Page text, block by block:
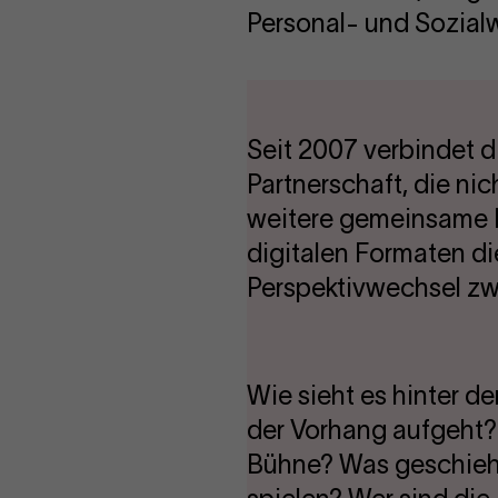
Personal- und
Seit 2007 verbindet
Partnerschaft, die
weitere gemeinsame
digitalen Formaten
Perspektivwechsel
Wie sieht es hinter
der Vorhang
Bühne? Was